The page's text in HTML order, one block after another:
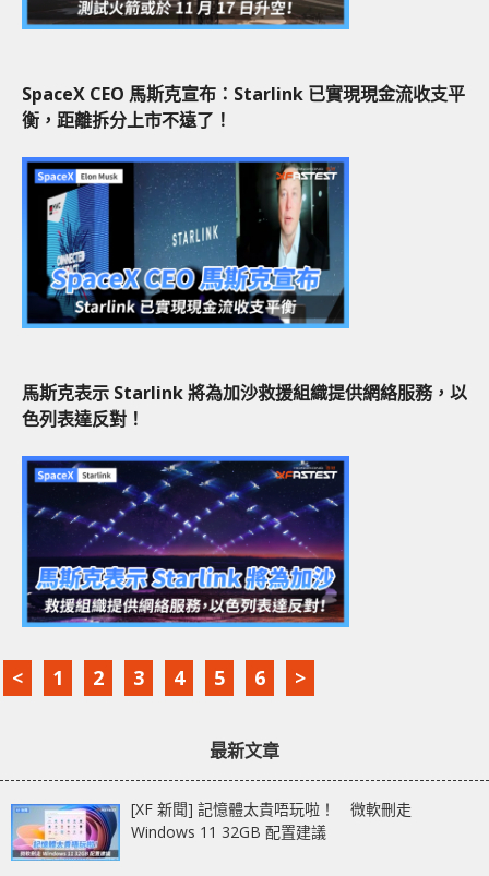
SpaceX CEO 馬斯克宣布：Starlink 已實現現金流收支平
衡，距離拆分上市不遠了！
馬斯克表示 Starlink 將為加沙救援組織提供網絡服務，以
色列表達反對！
< 1 2 3 4 5 6 >
最新文章
[XF 新聞] 記憶體太貴唔玩啦！ 微軟刪走
Windows 11 32GB 配置建議